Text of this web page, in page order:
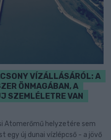
VÍZÁLLÁSÁRÓL: A
ÖNMAGÁBAN, A
SZEMLÉLETRE VAN
Atomerőmű helyzetére sem
egy új dunai vízlépcső - a jövő